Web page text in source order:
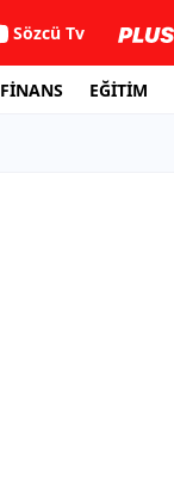
Sözcü Tv
FİNANS EĞİTİM